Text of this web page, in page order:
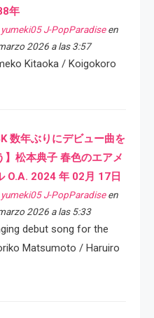
年
yumeki05 J-PopParadiseen
2026 a las 3:57
Kitaoka / Koigokoro
数年ぶりにデビュー曲を
】松本典子 春色のエアメ
O.A. 2024 年 02月 17日
yumeki05 J-PopParadiseen
2026 a las 5:33
debut song for the
Matsumoto / Haruiro